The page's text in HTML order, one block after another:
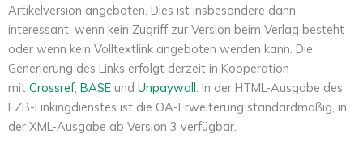
Artikelversion angeboten. Dies ist insbesondere dann
interessant, wenn kein Zugriff zur Version beim Verlag besteht
oder wenn kein Volltextlink angeboten werden kann. Die
Generierung des Links erfolgt derzeit in Kooperation
mit Crossref, BASE und Unpaywall. In der HTML-Ausgabe des
EZB-Linkingdienstes ist die OA-Erweiterung standardmäßig, in
der XML-Ausgabe ab Version 3 verfügbar.